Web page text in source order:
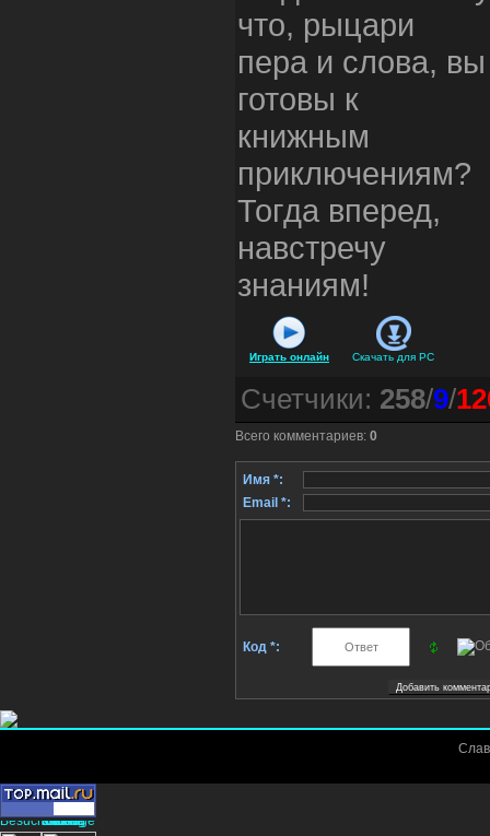
что, рыцари
пера и слова, вы
готовы к
книжным
приключениям?
Тогда вперед,
навстречу
знаниям!
Играть онлайн Скачать для PC
Счетчики: 258/9/
Всего комментариев: 0
Имя *:
Email *:
Код *: